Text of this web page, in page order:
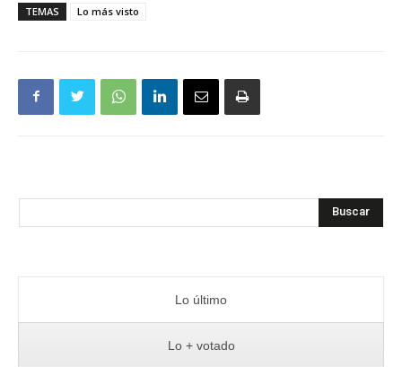
TEMAS Lo más visto
Buscar
Lo último
Lo + votado